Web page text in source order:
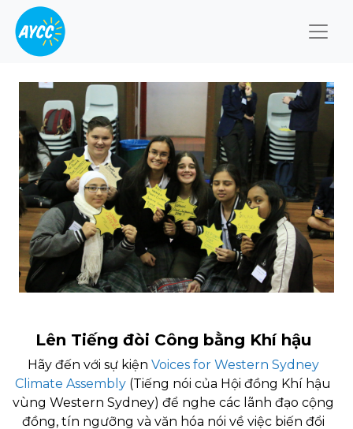
Lên Tiếng đòi Công bằng Khí hậu
Hãy đến với sự kiện Voices for Western Sydney
Climate Assembly (Tiếng nói của Hội đồng Khí hậu
vùng Western Sydney) để nghe các lãnh đạo cộng
đồng, tín ngưỡng và văn hóa nói về việc biến đổi